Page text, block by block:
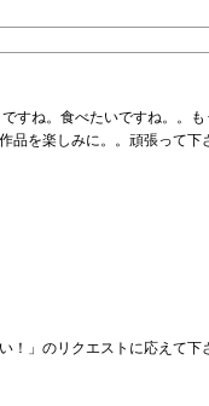
すね。食べたいですね。。
品を楽しみに。。頑張って下
！」のリクエストに応えて下